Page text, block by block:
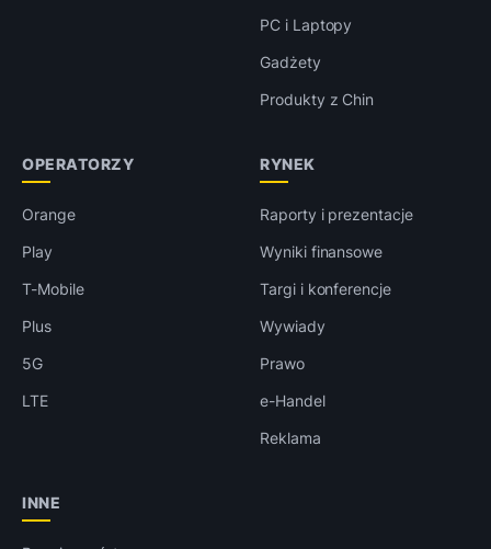
PC i Laptopy
Gadżety
Produkty z Chin
OPERATORZY
Orange
Play
T-Mobile
Plus
5G
LTE
RYNEK
Raporty i prezentacje
Wyniki finansowe
Targi i konferencje
Wywiady
Prawo
e-Handel
Reklama
INNE